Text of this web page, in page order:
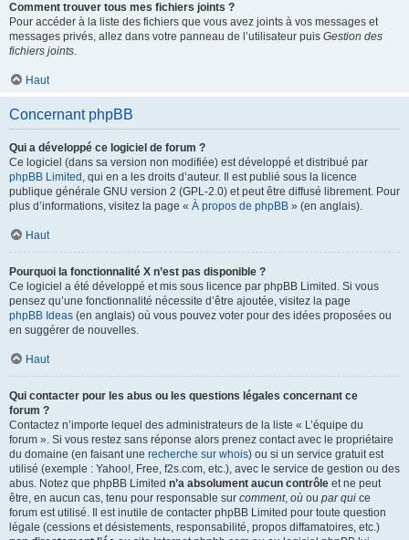
Comment trouver tous mes fichiers joints ?
Pour accéder à la liste des fichiers que vous avez joints à vos messages et
messages privés, allez dans votre panneau de l’utilisateur puis Gestion des
fichiers joints.
Haut
Concernant phpBB
Qui a développé ce logiciel de forum ?
Ce logiciel (dans sa version non modifiée) est développé et distribué par
phpBB Limited , qui en a les droits d’auteur. Il est publié sous la licence
publique générale GNU version 2 (GPL-2.0) et peut être diffusé librement. Pour
plus d’informations, visitez la page « À propos de phpBB » (en anglais).
Haut
Pourquoi la fonctionnalité X n’est pas disponible ?
Ce logiciel a été développé et mis sous licence par phpBB Limited. Si vous
pensez qu’une fonctionnalité nécessite d’être ajoutée, visitez la page
phpBB Ideas (en anglais) où vous pouvez voter pour des idées proposées ou
en suggérer de nouvelles.
Haut
Qui contacter pour les abus ou les questions légales concernant ce
forum ?
Contactez n’importe lequel des administrateurs de la liste « L’équipe du
forum ». Si vous restez sans réponse alors prenez contact avec le propriétaire
du domaine (en faisant une recherche sur whois) ou si un service gratuit est
utilisé (exemple : Yahoo!, Free, f2s.com, etc.), avec le service de gestion ou des
abus. Notez que phpBB Limited n’a absolument aucun contrôle et ne peut
être, en aucun cas, tenu pour responsable sur comment, où ou par qui ce
forum est utilisé. Il est inutile de contacter phpBB Limited pour toute question
légale (cessions et désistements, responsabilité, propos diffamatoires, etc.)